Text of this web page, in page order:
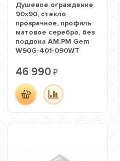
Душевое ограждение
90х90, стекло
прозрачное, профиль
матовое серебро, без
поддона AM.PM Gem
W90G-401-090WT
46 990 ₽